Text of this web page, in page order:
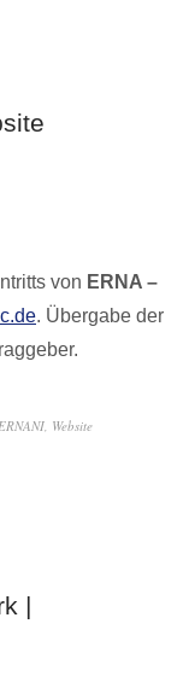
von ERNA –
. Übergabe der
, Website
|